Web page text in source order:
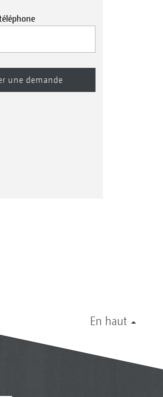
En haut